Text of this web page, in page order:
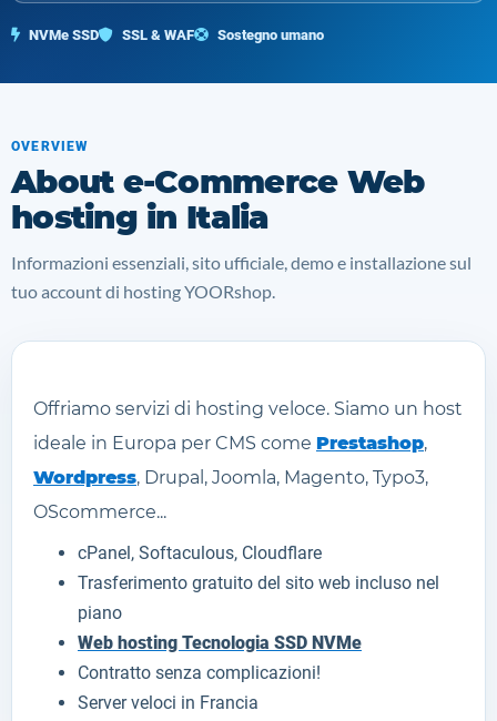
NVMe SSD SSL & WAF Sostegno umano
OVERVIEW
About e-Commerce Web
hosting in Italia
Informazioni essenziali, sito ufficiale, demo e installazione sul
tuo account di hosting YOORshop.
Offriamo servizi di hosting veloce. Siamo un host
ideale in Europa per CMS come Prestashop,
Wordpress, Drupal, Joomla, Magento, Typo3,
OScommerce...
cPanel, Softaculous, Cloudflare
Trasferimento gratuito del sito web incluso nel
piano
Web hosting Tecnologia SSD NVMe
Contratto senza complicazioni!
Server veloci in Francia